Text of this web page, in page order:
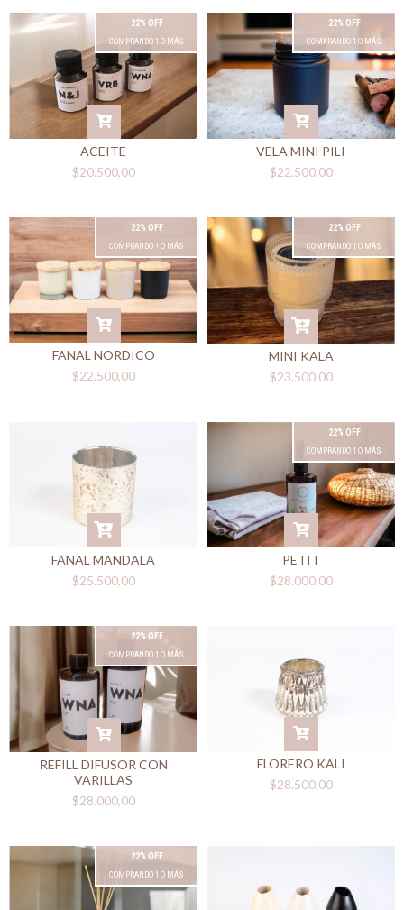
22% OFF
COMPRANDO 1 O MÁS
ACEITE
$20.500,00
22% OFF
COMPRANDO 1 O MÁS
VELA MINI PILI
$22.500,00
22% OFF
COMPRANDO 1 O MÁS
FANAL NORDICO
$22.500,00
22% OFF
COMPRANDO 1 O MÁS
MINI KALA
$23.500,00
FANAL MANDALA
$25.500,00
22% OFF
COMPRANDO 1 O MÁS
PETIT
$28.000,00
22% OFF
COMPRANDO 1 O MÁS
REFILL DIFUSOR CON
VARILLAS
$28.000,00
FLORERO KALI
$28.500,00
22% OFF
COMPRANDO 1 O MÁS